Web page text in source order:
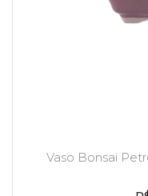
Vaso Bonsai